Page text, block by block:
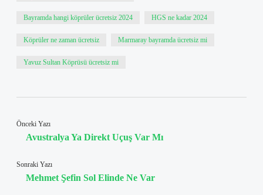
Bayramda hangi köprüler ücretsiz 2024 HGS ne kadar 2024
Köprüler ne zaman ücretsiz Marmaray bayramda ücretsiz mi
Yavuz Sultan Köprüsü ücretsiz mi
Önceki Yazı
Avustralya Ya Direkt Uçuş Var Mı
Sonraki Yazı
Mehmet Şefin Sol Elinde Ne Var